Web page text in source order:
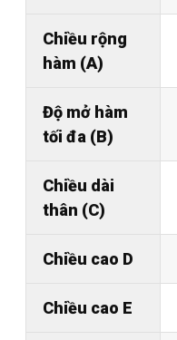
Chiều rộng
hàm (A)
Độ mở hàm
tối đa (B)
Chiều dài
thân (C)
Chiều cao D
Chiều cao E